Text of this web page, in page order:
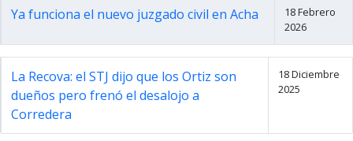
Ya funciona el nuevo juzgado civil en Acha
18 Febrero
2026
La Recova: el STJ dijo que los Ortiz son
dueños pero frenó el desalojo a
Corredera
18 Diciembre
2025